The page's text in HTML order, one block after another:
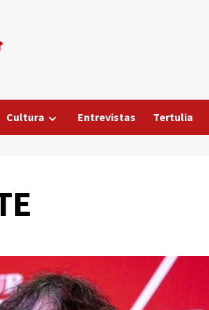
Cultura Entrevistas Tertulia